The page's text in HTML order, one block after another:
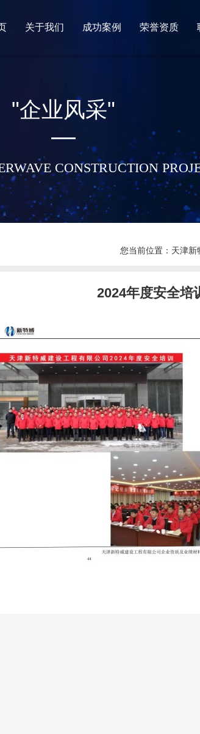
关于我们 成功案例 荣誉资质
"企业风采"
CONSTRUCTION
您当前位置： 天津新
2024年度安全培